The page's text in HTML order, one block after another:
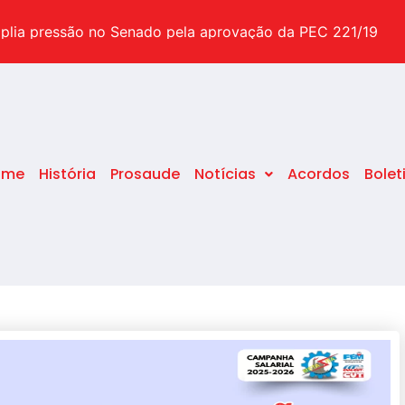
dúvidas sobre o tema
pressão no Senado pela aprovação da PEC 221/19
após o STF decidir pelo fim da idade mínima
História Prosaude Notícias Acordos